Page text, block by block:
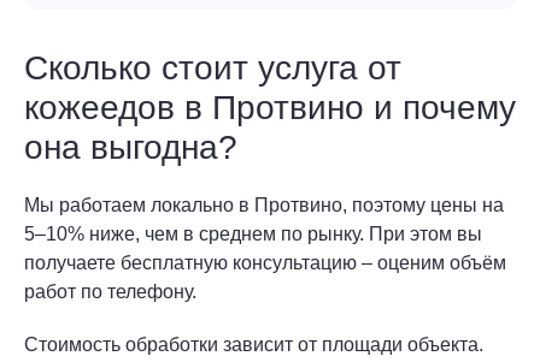
Сколько стоит услуга от
кожеедов в Протвино и почему
она выгодна?
Мы работаем локально в Протвино, поэтому цены на
5–10% ниже, чем в среднем по рынку. При этом вы
получаете бесплатную консультацию – оценим объём
работ по телефону.
Стоимость обработки зависит от площади объекта.